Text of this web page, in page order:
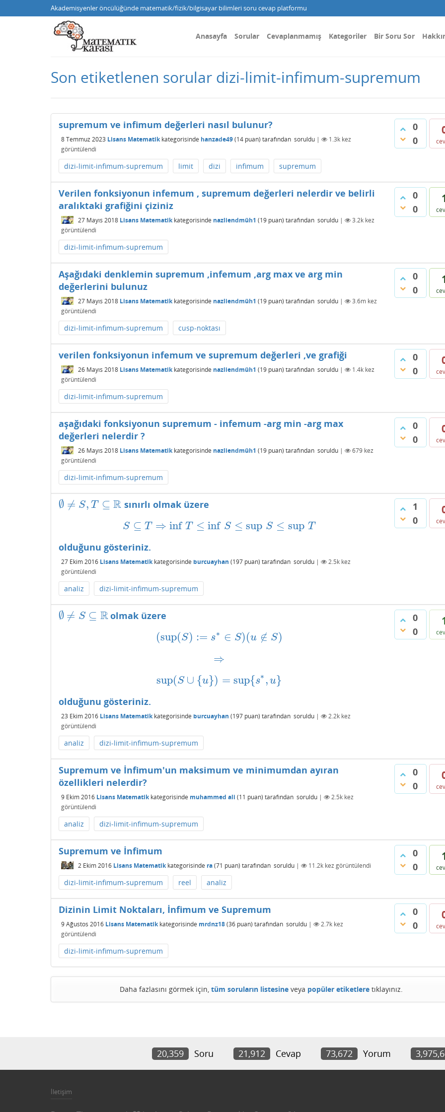
Akademisyenler öncülüğünde matematik/fizik/bilgisayar bilimleri soru cevap platformu
Anasayfa Sorular Cevaplanmamış Kategoriler Bir Soru Sor
Son etiketlenen sorular dizi-limit-infimum-supremum
0
0
supremum ve infimum değerleri nasıl bulunur?
8 Temmuz 2023 Lisans Matematikkategorisinde hanzade49(14 puan) tarafından soruldu | 1.3k kez
görüntülendi
dizi-limit-infimum-supremum limit dizi infimum supremum
0
0
Verilen fonksiyonun infemum , supremum değerleri nelerdir ve belirli
aralıktaki grafiğini çiziniz
27 Mayıs 2018 Lisans Matematikkategorisinde nazliendmüh1 (19 puan) tarafından soruldu | 3.2k kez
görüntülendi
dizi-limit-infimum-supremum
0
0
Aşağıdaki denklemin supremum ,infemum ,arg max ve arg min
değerlerini bulunuz
27 Mayıs 2018 Lisans Matematikkategorisinde nazliendmüh1 (19 puan) tarafından soruldu | 3.6m kez
görüntülendi
dizi-limit-infimum-supremum cusp-noktası
0
0
verilen fonksiyonun infemum ve supremum değerleri ,ve grafiği
26 Mayıs 2018 Lisans Matematikkategorisinde nazliendmüh1 (19 puan) tarafından soruldu | 1.4k kez
görüntülendi
dizi-limit-infimum-supremum
0
0
​aşağıdaki fonksiyonun supremum - infemum -arg min -arg max
değerleri nelerdir ?
26 Mayıs 2018 Lisans Matematikkategorisinde nazliendmüh1 (19 puan) tarafından soruldu | 679 kez
görüntülendi
dizi-limit-infimum-supremum
1
0
∅ ≠ S, T ⊆ R
∅ ≠S T⊆ R sınırlı olmak üzere
S ⊆ T ⇒ inf T ≤ inf S ≤ sup S ≤ sup T
S ⊆T⇒infT≤infS≤sup S≤supT
olduğunu gösteriniz.
27 Ekim 2016 Lisans Matematikkategorisinde burcuayhan (197 puan) tarafından soruldu | 2.5k kez
görüntülendi
analiz dizi-limit-infimum-supremum
0
0
∅
∅ ≠ S ⊆ R
≠S ⊆R olmak üzere
(sup(S) := s∗ ∈ S)(u ∉ S)
(sup S):=s∗ ∈ S)(u∉S )
⇒
⇒
sup(S ∪ {u}) = sup{s∗ , u}
sup(S ∪{u}) =sup{s∗ u}
olduğunu gösteriniz.
23 Ekim 2016 Lisans Matematikkategorisinde burcuayhan (197 puan) tarafından soruldu | 2.2k kez
görüntülendi
analiz dizi-limit-infimum-supremum
0
0
Supremum ve İnfimum'un maksimum ve minimumdan ayıran
özellikleri nelerdir?
9 Ekim 2016 Lisans Matematikkategorisinde muhammed ali (11 puan) tarafından soruldu | 2.5k kez
görüntülendi
analiz dizi-limit-infimum-supremum
0
0
Supremum ve İnfimum
2 Ekim 2016 Lisans Matematikkategorisinde ra(71 puan) tarafından soruldu | 11.2k kez görüntülendi
dizi-limit-infimum-supremum reel analiz
0
0
Dizinin Limit Noktaları, İnfimum ve Supremum
9 Ağustos 2016 Lisans Matematikkategorisinde mrdnz18(36 puan) tarafından soruldu | 2.7k kez
görüntülendi
dizi-limit-infimum-supremum
Daha fazlasını görmek için, tüm soruların listesineveya popüler etiketleretıklayınız.
20,359 Soru 21,912 Cevap 73,672 Yorum
İletişim